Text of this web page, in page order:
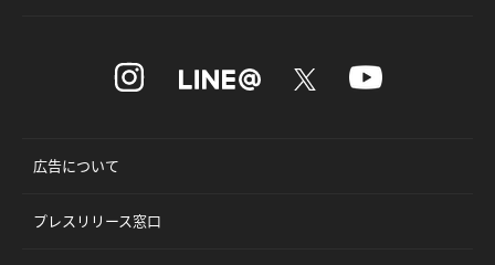
広告について
プレスリリース窓口